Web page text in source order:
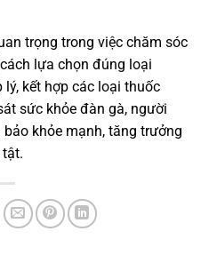
trọng trong việc chăm sóc
lựa chọn đúng loại
kết hợp các loại thuốc
sức khỏe đàn gà, người
khỏe mạnh, tăng trưởng